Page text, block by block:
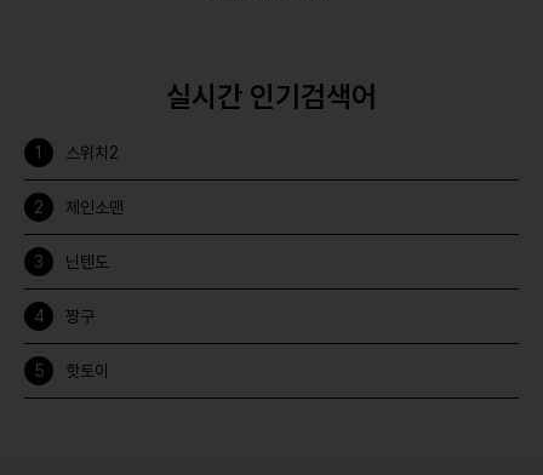
실시간 인기검색어
스위치2
체인소맨
닌텐도
짱구
핫토이